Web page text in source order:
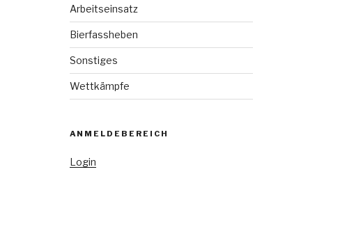
Arbeitseinsatz
Bierfassheben
Sonstiges
Wettkämpfe
ANMELDEBEREICH
Login